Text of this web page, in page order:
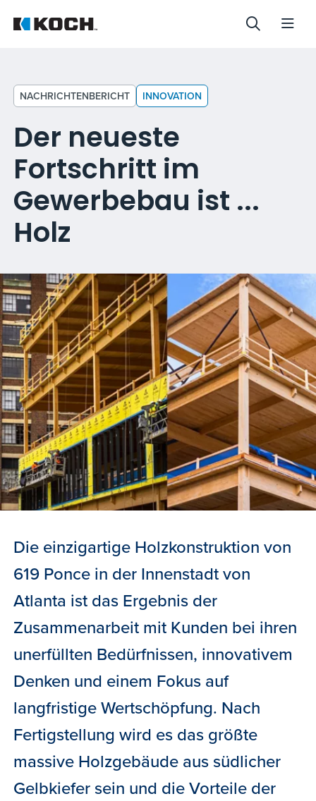
NACHRICHTENBERICHT INNOVATION
Der neueste
Fortschritt im
Gewerbebau ist ...
Holz
Die einzigartige Holzkonstruktion von
619 Ponce in der Innenstadt von
Atlanta ist das Ergebnis der
Zusammenarbeit mit Kunden bei ihren
unerfüllten Bedürfnissen, innovativem
Denken und einem Fokus auf
langfristige Wertschöpfung. Nach
Fertigstellung wird es das größte
massive Holzgebäude aus südlicher
Gelbkiefer sein und die Vorteile der